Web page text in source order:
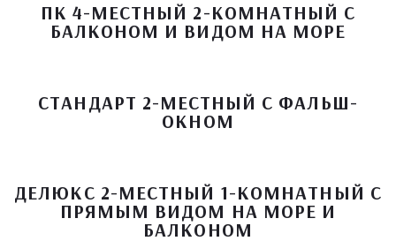
ПК 4-МЕСТНЫЙ 2-КОМНАТНЫЙ С
БАЛКОНОМ И ВИДОМ НА МОРЕ
СТАНДАРТ 2-МЕСТНЫЙ С ФАЛЬШ-
ОКНОМ
ДЕЛЮКС 2-МЕСТНЫЙ 1-КОМНАТНЫЙ С
ПРЯМЫМ ВИДОМ НА МОРЕ И
БАЛКОНОМ